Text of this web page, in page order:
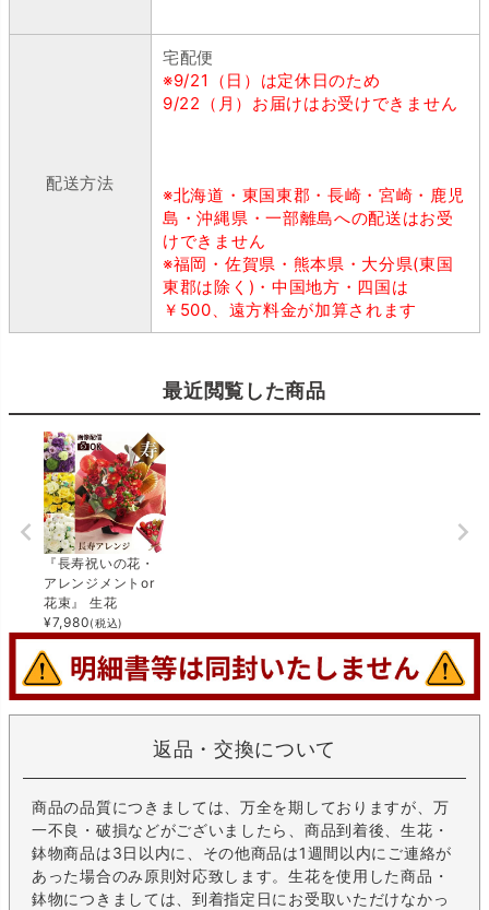
配送方法
宅配便
※9/21（日）は定休日のため
9/22（月）お届けはお受けできません
※北海道・東国東郡・長崎・宮崎・鹿児
島・沖縄県・一部離島への配送はお受
けできません
※福岡・佐賀県・熊本県・大分県(東国
東郡は除く)・中国地方・四国は
￥500、遠方料金が加算されます
最近閲覧した商品
『長寿祝いの花・
アレンジメントor
花束』 生花
¥7,980(税込)
返品・交換について
商品の品質につきましては、万全を期しておりますが、万
一不良・破損などがございましたら、商品到着後、生花・
鉢物商品は3日以内に、その他商品は1週間以内にご連絡が
あった場合のみ原則対応致します。生花を使用した商品・
鉢物につきましては、到着指定日にお受取いただけなかっ